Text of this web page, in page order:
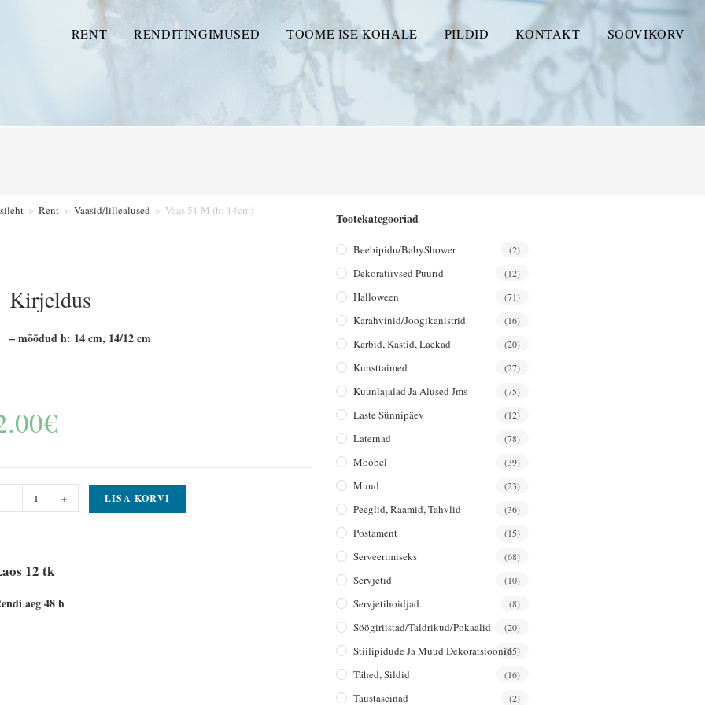
RENT RENDITINGIMUSED TOOME ISE KOHALE PILDID KONTAKT SOOVIKORV
> Rent > Vaasid/lillealused > Vaas 51 M (h: 14cm)
Kirjeldus
– mõõdud h: 14 cm, 14/12 cm
€
- + LISA KORVI
12 tk
aeg 48 h
Tootekategooriad
Beebipidu/BabyShower (2)
Dekoratiivsed Puurid (12)
Halloween (71)
Karahvinid/joogikanistrid (16)
Karbid, Kastid, Laekad (20)
Kunsttaimed (27)
Küünlajalad Ja Alused Jms (75)
Laste Sünnipäev (12)
Laternad (78)
Mööbel (39)
Muud (23)
Peeglid, Raamid, Tahvlid (36)
Postament (15)
Serveerimiseks (68)
Servjetid (10)
Servjetihoidjad (8)
Söögiriistad/taldrikud/pokaalid (20)
Stiilipidude Ja Muud Dekoratsioonid(65)
Tähed, Sildid (16)
Taustaseinad (2)